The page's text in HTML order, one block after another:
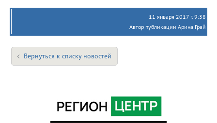
11 января 2017 г. 9:38
Автор публикации Арина Грай
Вернуться к списку новостей